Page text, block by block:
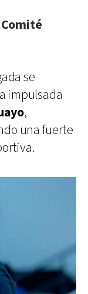
se
impulsada
,
una fuerte